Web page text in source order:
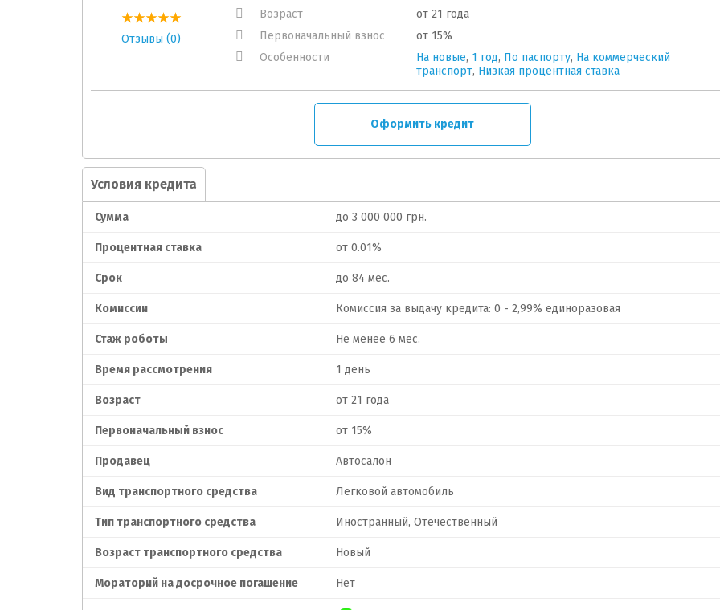
Отзывы (0)
Возраст
от 21 года
Первоначальный взнос
от 15%
Особенности
На новые, 1 год, По паспорту, На коммерческий
транспорт, Низкая процентная ставка
Оформить кредит
Условия кредита
Сумма до 3 000 000 грн.
Процентная ставка от 0.01%
Срок до 84 мес.
Комиссии Комиссия за выдачу кредита: 0 - 2,99% единоразовая
Стаж роботы Не менее 6 мес.
Время рассмотрения 1 день
Возраст от 21 года
Первоначальный взнос от 15%
Продавец Автосалон
Вид транспортного средства Легковой автомобиль
Тип транспортного средства Иностранный, Отечественный
Возраст транспортного средства Новый
Мораторий на досрочное погашение Нет